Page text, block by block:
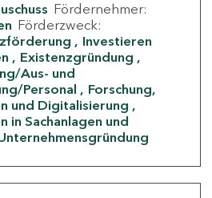
Fördernehmer:
Förderzweck:
Investieren
Existenzgründung
Aus- und
Personal
Forschung,
und Digitalisierung
in Sachanlagen und